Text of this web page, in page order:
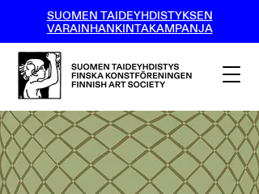
SUOMEN TAIDEYHDISTYKSEN
VARAINHANKINTAKAMPANJA